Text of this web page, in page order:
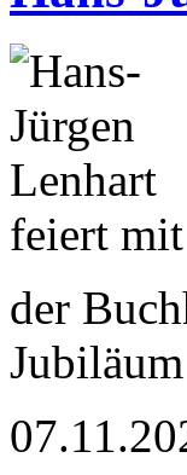
der
Jubiläum